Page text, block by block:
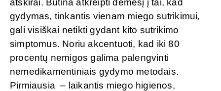
atskirai. Būtina atkreipti dėmesį į tai, kad
gydymas, tinkantis vienam miego sutrikimui,
gali visiškai netikti gydant kito sutrikimo
simptomus. Noriu akcentuoti, kad iki 80
procentų nemigos galima palengvinti
nemedikamentiniais gydymo metodais.
Pirmiausia – laikantis miego higienos,